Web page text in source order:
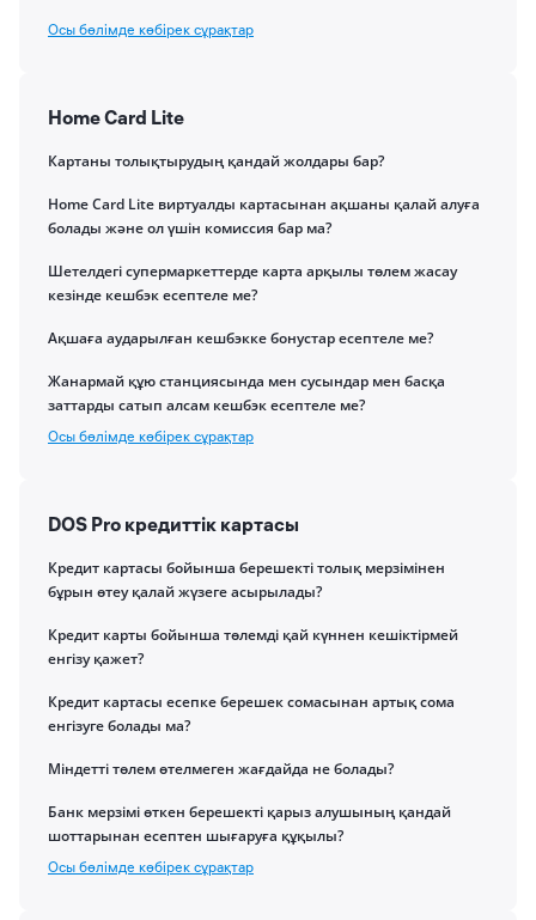
Осы бөлімде көбірек сұрақтар
Home Card Lite
Картаны толықтырудың қандай жолдары бар?
Home Card Lite виртуалды картасынан ақшаны қалай алуға
болады және ол үшін комиссия бар ма?
Шетелдегі супермаркеттерде карта арқылы төлем жасау
кезінде кешбэк есептеле ме?
Ақшаға аударылған кешбэкке бонустар есептеле ме?
Жанармай құю станциясында мен сусындар мен басқа
заттарды сатып алсам кешбэк есептеле ме?
Осы бөлімде көбірек сұрақтар
DOS Pro кредиттік картасы
Кредит картасы бойынша берешекті толық мерзімінен
бұрын өтеу қалай жүзеге асырылады?
Кредит карты бойынша төлемді қай күннен кешіктірмей
енгізу қажет?
Кредит картасы есепке берешек сомасынан артық сома
енгізуге болады ма?
Міндетті төлем өтелмеген жағдайда не болады?
Банк мерзімі өткен берешекті қарыз алушының қандай
шоттарынан есептен шығаруға құқылы?
Осы бөлімде көбірек сұрақтар